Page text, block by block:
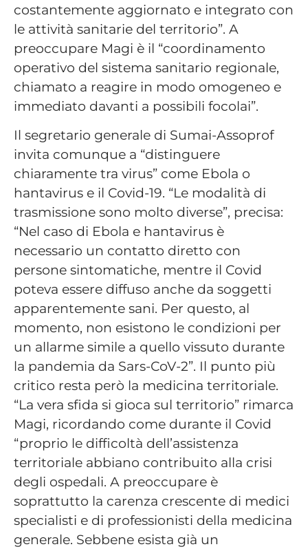
costantemente aggiornato e integrato con
le attività sanitarie del territorio”. A
preoccupare Magi è il “coordinamento
operativo del sistema sanitario regionale,
chiamato a reagire in modo omogeneo e
immediato davanti a possibili focolai”.
Il segretario generale di Sumai-Assoprof
invita comunque a “distinguere
chiaramente tra virus” come Ebola o
hantavirus e il Covid-19. “Le modalità di
trasmissione sono molto diverse”, precisa:
“Nel caso di Ebola e hantavirus è
necessario un contatto diretto con
persone sintomatiche, mentre il Covid
poteva essere diffuso anche da soggetti
apparentemente sani. Per questo, al
momento, non esistono le condizioni per
un allarme simile a quello vissuto durante
la pandemia da Sars-CoV-2”. Il punto più
critico resta però la medicina territoriale.
“La vera sfida si gioca sul territorio” rimarca
Magi, ricordando come durante il Covid
“proprio le difficoltà dell’assistenza
territoriale abbiano contribuito alla crisi
degli ospedali. A preoccupare è
soprattutto la carenza crescente di medici
specialisti e di professionisti della medicina
generale. Sebbene esista già un